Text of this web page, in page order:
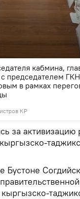
КР
кабмина,
председателем
в рамках
за
Бустоне